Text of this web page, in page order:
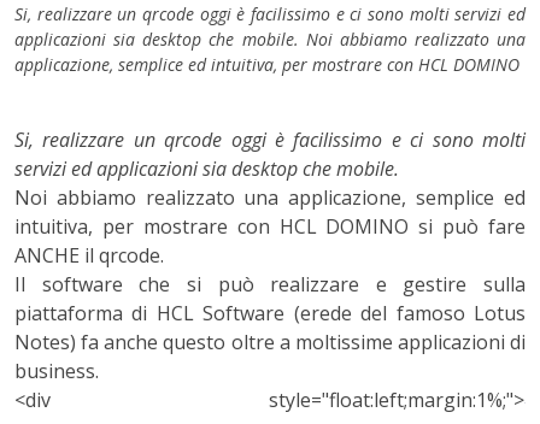
Si, realizzare un qrcode oggi è facilissimo e ci sono molti servizi ed
applicazioni sia desktop che mobile. Noi abbiamo realizzato una
applicazione, semplice ed intuitiva, per mostrare con HCL DOMINO
Si, realizzare un qrcode oggi è facilissimo e ci sono molti
servizi ed applicazioni sia desktop che mobile.
Noi abbiamo realizzato una applicazione, semplice ed
intuitiva, per mostrare con HCL DOMINO si può fare
ANCHE il qrcode.
Il software che si può realizzare e gestire sulla
piattaforma di HCL Software (erede del famoso Lotus
Notes) fa anche questo oltre a moltissime applicazioni di
business.
<div style="float:left;margin:1%;">